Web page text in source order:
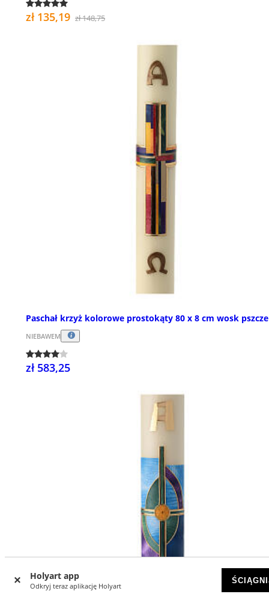
Holyart app
Odkryj teraz aplikację Holyart
zł 135,19 zł 148,75
Paschał krzyż kolorowe prostokąty 80 x 8 cm wosk
NIEBAWEM
zł 583,25